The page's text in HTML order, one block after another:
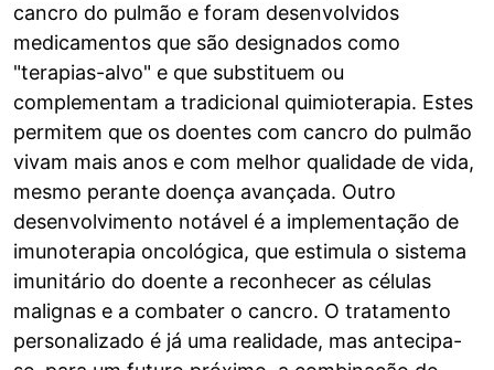
cancro do pulmão e foram desenvolvidos
medicamentos que são designados como
"terapias-alvo" e que substituem ou
complementam a tradicional quimioterapia. Estes
permitem que os doentes com cancro do pulmão
vivam mais anos e com melhor qualidade de vida,
mesmo perante doença avançada. Outro
desenvolvimento notável é a implementação de
imunoterapia oncológica, que estimula o sistema
imunitário do doente a reconhecer as células
malignas e a combater o cancro. O tratamento
personalizado é já uma realidade, mas antecipa-